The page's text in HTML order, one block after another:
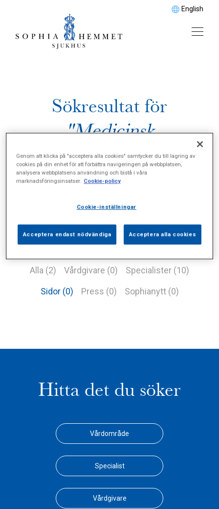
English
Sökresultat för
"Medicinsk
gastroenterologi"
Alla (2) Vårdgivare (0) Specialister (10)
Sidor (0) Press (0) Sophianytt (0)
Hitta det du söker
Vårdområde
Specialist
Vårdgivare
Genom att klicka på "acceptera alla cookies" samtycker du till lagring av
cookies på din enhet för att förbättra navigeringen på webbplatsen,
analysera webbplatsens användning och bistå i våra
marknadsföringsinsatser. Cookie-policy
Cookie-inställningar
Acceptera endast nödvändiga Acceptera alla cookies